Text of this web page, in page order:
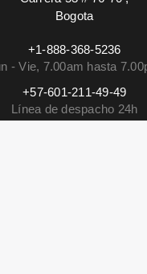
Bogota
+1-888-368-5236
- Vie, 7.00am hasta
+57-601-211-49-49
Línea de despacho 24h